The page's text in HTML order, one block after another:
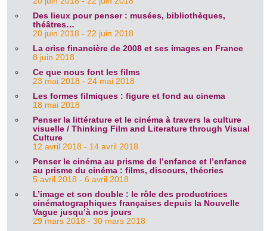
Des lieux pour penser : musées, bibliothèques,
théâtres…
20 juin 2018 - 22 juin 2018
La crise financière de 2008 et ses images en France
8 juin 2018
Ce que nous font les films
23 mai 2018 - 24 mai 2018
Les formes filmiques : figure et fond au cinema
18 mai 2018
Penser la littérature et le cinéma à travers la culture
visuelle / Thinking Film and Literature through Visual
Culture
12 avril 2018 - 14 avril 2018
Penser le cinéma au prisme de l’enfance et l’enfance
au prisme du cinéma : films, discours, théories
5 avril 2018 - 6 avril 2018
L’image et son double : le rôle des productrices
cinématographiques françaises depuis la Nouvelle
Vague jusqu’à nos jours
29 mars 2018 - 30 mars 2018